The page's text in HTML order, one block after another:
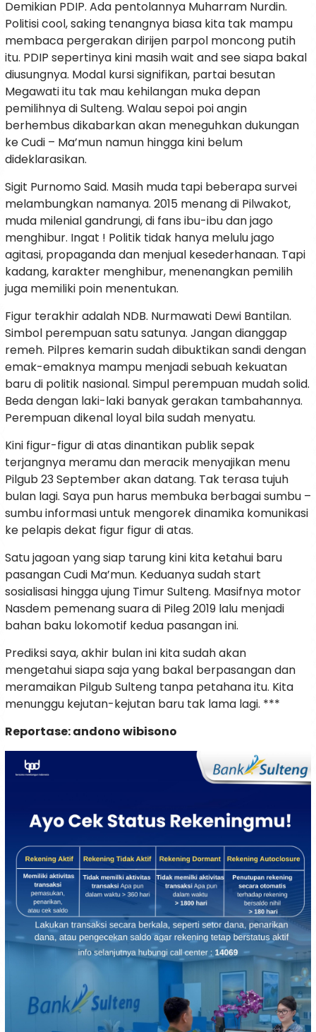
Demikian PDIP. Ada pentolannya Muharram Nurdin.
Politisi cool, saking tenangnya biasa kita tak mampu
membaca pergerakan dirijen parpol moncong putih
itu. PDIP sepertinya kini masih wait and see siapa bakal
diusungnya. Modal kursi signifikan, partai besutan
Megawati itu tak mau kehilangan muka depan
pemilihnya di Sulteng. Walau sepoi poi angin
berhembus dikabarkan akan meneguhkan dukungan
ke Cudi – Ma’mun namun hingga kini belum
dideklarasikan.
Sigit Purnomo Said. Masih muda tapi beberapa survei
melambungkan namanya. 2015 menang di Pilwakot,
muda milenial gandrungi, di fans ibu-ibu dan jago
menghibur. Ingat ! Politik tidak hanya melulu jago
agitasi, propaganda dan menjual kesederhanaan. Tapi
kadang, karakter menghibur, menenangkan pemilih
juga memiliki poin menentukan.
Figur terakhir adalah NDB. Nurmawati Dewi Bantilan.
Simbol perempuan satu satunya. Jangan dianggap
remeh. Pilpres kemarin sudah dibuktikan sandi dengan
emak-emaknya mampu menjadi sebuah kekuatan
baru di politik nasional. Simpul perempuan mudah solid.
Beda dengan laki-laki banyak gerakan tambahannya.
Perempuan dikenal loyal bila sudah menyatu.
Kini figur-figur di atas dinantikan publik sepak
terjangnya meramu dan meracik menyajikan menu
Pilgub 23 September akan datang. Tak terasa tujuh
bulan lagi. Saya pun harus membuka berbagai sumbu –
sumbu informasi untuk mengorek dinamika komunikasi
ke pelapis dekat figur figur di atas.
Satu jagoan yang siap tarung kini kita ketahui baru
pasangan Cudi Ma’mun. Keduanya sudah start
sosialisasi hingga ujung Timur Sulteng. Masifnya motor
Nasdem pemenang suara di Pileg 2019 lalu menjadi
bahan baku lokomotif kedua pasangan ini.
Prediksi saya, akhir bulan ini kita sudah akan
mengetahui siapa saja yang bakal berpasangan dan
meramaikan Pilgub Sulteng tanpa petahana itu. Kita
menunggu kejutan-kejutan baru tak lama lagi. ***
Reportase: andono wibisono